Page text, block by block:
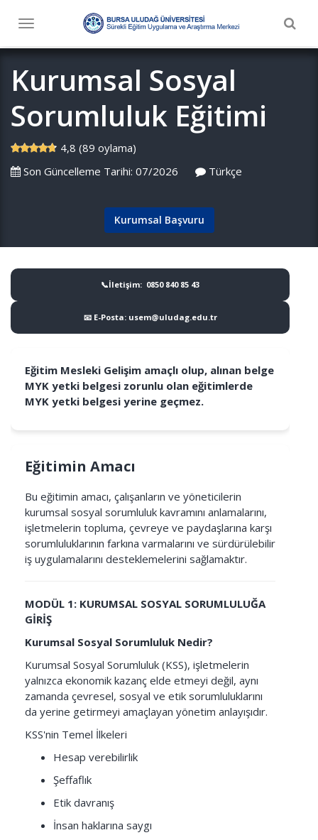
Toggle
Kurumsal Sosyal
Sorumluluk Eğitimi
4,8 (89 oylama)
Son Güncelleme Tarihi: 07/2026
Türkçe
Kurumsal Başvuru
📞İletişim: 0850 840 85 43
📧 E-Posta: usem@uludag.edu.tr
Eğitim Mesleki Gelişim amaçlı olup, alınan belge
MYK yetki belgesi zorunlu olan eğitimlerde
MYK yetki belgesi yerine geçmez.
Eğitimin Amacı
Bu eğitimin amacı, çalışanların ve yöneticilerin
kurumsal sosyal sorumluluk kavramını anlamalarını,
işletmelerin topluma, çevreye ve paydaşlarına karşı
sorumluluklarının farkına varmalarını ve sürdürülebilir
iş uygulamalarını desteklemelerini sağlamaktır.
MODÜL 1: KURUMSAL SOSYAL SORUMLULUĞA
GİRİŞ
Kurumsal Sosyal Sorumluluk Nedir?
Kurumsal Sosyal Sorumluluk (KSS), işletmelerin
yalnızca ekonomik kazanç elde etmeyi değil, aynı
zamanda çevresel, sosyal ve etik sorumluluklarını
da yerine getirmeyi amaçlayan yönetim anlayışıdır.
KSS'nin Temel İlkeleri
Hesap verebilirlik
Şeffaflık
Etik davranış
İnsan haklarına saygı